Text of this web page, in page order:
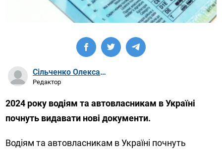
Сільченко Олександр Артурович
Редактор
2024 року водіям та автовласникам в Україні
почнуть видавати нові документи.
Водіям та автовласникам в Україні почнуть